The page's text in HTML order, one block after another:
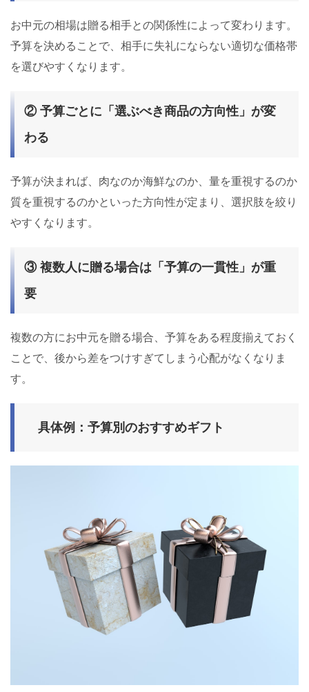
お中元の相場は贈る相手との関係性によって変わります。
予算を決めることで、相手に失礼にならない適切な価格帯
を選びやすくなります。
② 予算ごとに「選ぶべき商品の方向性」が変
わる
予算が決まれば、肉なのか海鮮なのか、量を重視するのか
質を重視するのかといった方向性が定まり、選択肢を絞り
やすくなります。
③ 複数人に贈る場合は「予算の一貫性」が重
要
複数の方にお中元を贈る場合、予算をある程度揃えておく
ことで、後から差をつけすぎてしまう心配がなくなりま
す。
具体例：予算別のおすすめギフト